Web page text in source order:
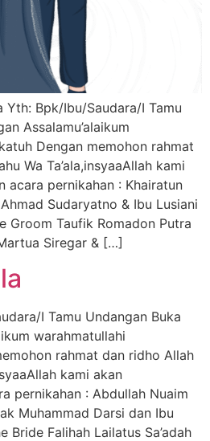
Yth: Bpk/Ibu/Saudara/I Tamu
Assalamu’alaikum
Dengan memohon rahmat
Wa Ta’ala,insyaaAllah kami
acara pernikahan : Khairatun
Sudaryatno & Ibu Lusiani
Groom Taufik Romadon Putra
Siregar & […]
I Tamu Undangan Buka
warahmatullahi
rahmat dan ridho Allah
kami akan
pernikahan : Abdullah Nuaim
Muhammad Darsi dan Ibu
Bride Falihah Lailatus Sa’adah